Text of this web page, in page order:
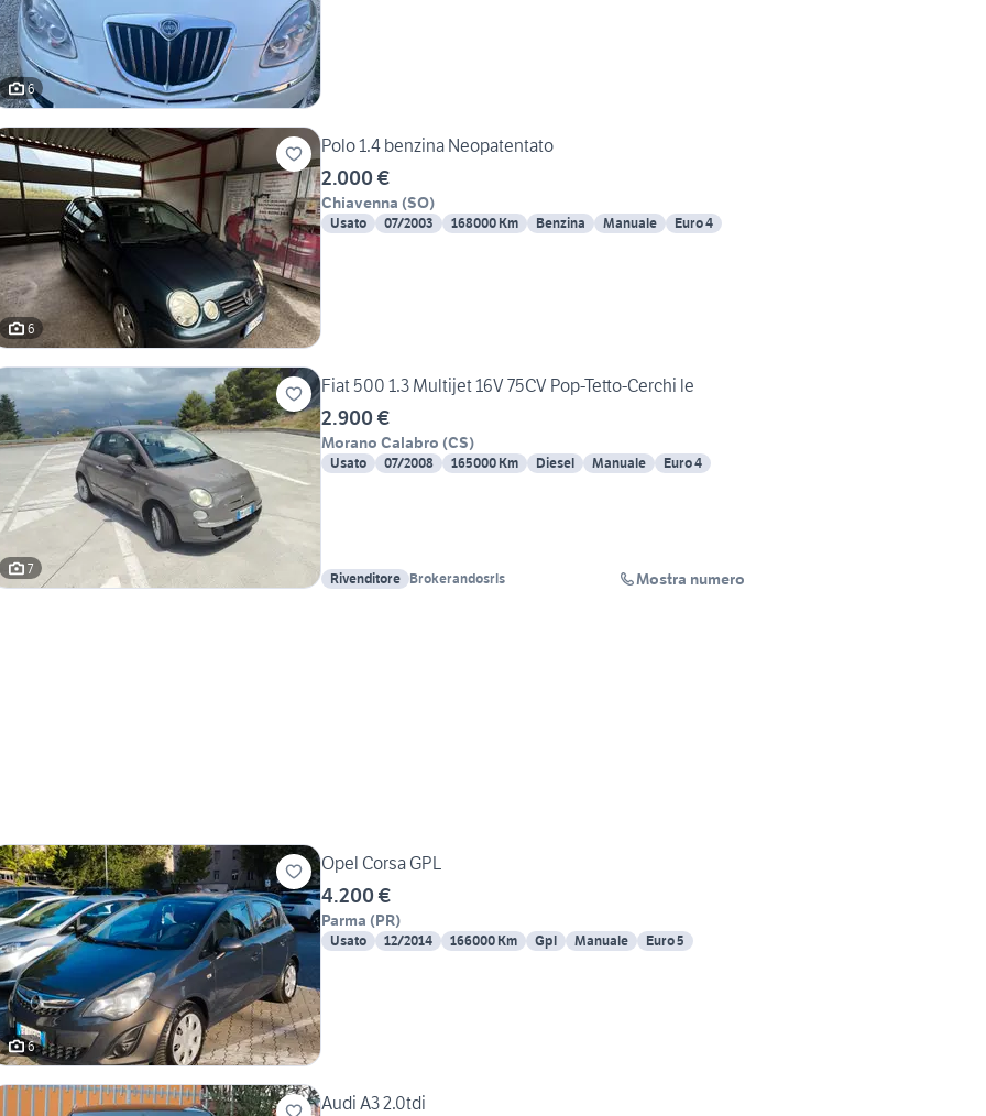
6
6
Polo 1.4 benzina Neopatentato
2.000 €
Chiavenna (SO)
Usato 07/2003 168000 Km Benzina Manuale Euro 4
7
Fiat 500 1.3 Multijet 16V 75CV Pop-Tetto-Cerchi le
2.900 €
Morano Calabro (CS)
Usato 07/2008 165000 Km Diesel Manuale Euro 4
Rivenditore Brokerandosrls Mostra numero
6
Opel Corsa GPL
4.200 €
Parma (PR)
Usato 12/2014 166000 Km Gpl Manuale Euro 5
Audi A3 2.0tdi